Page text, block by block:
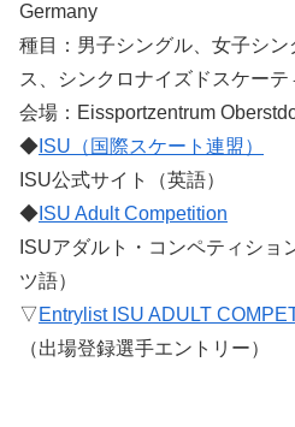
Germany
種目：男子シングル、女子シ
ス、シンクロナイズドスケーテ
会場：Eissportzentrum
◆ ISU（国際スケート連盟）
ISU公式サイト（英語）
◆ ISU Adult Competition
ISUアダルト・コンペティショ
ツ語）
▽Entrylist ISU ADULT
（出場登録選手エントリー）